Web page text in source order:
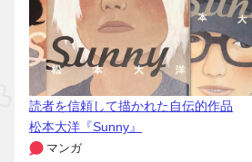
読者を信頼して描かれた自伝的作品
松本大洋『Sunny』
マンガ